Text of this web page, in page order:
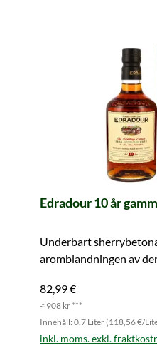
Edradour 10 år
Underbart
aromblandningen av
82,99 €
≈ 908 kr ***
Innehåll: 0.7 Liter (118,56 €/
inkl. moms. exkl.